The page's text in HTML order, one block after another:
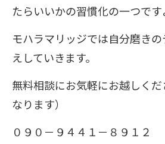
たらいいかの習慣化の一つです
モハラマリッジでは自分磨き
えしていきます。
無料相談にお気軽にお越しく
なります）
０９０－９４４１－８９１２